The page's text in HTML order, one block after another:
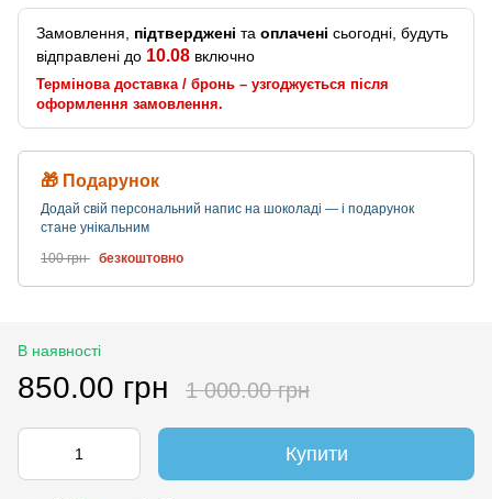
Замовлення, підтверджені та оплачені сьогодні, будуть
відправлені до 10.08 включно
Термінова доставка / бронь – узгоджується після
оформлення замовлення.
🎁 Подарунок
Додай свій персональний напис на шоколаді — і подарунок
стане унікальним
100 грн безкоштовно
В наявності
850.00 грн 1 000.00 грн
Купити